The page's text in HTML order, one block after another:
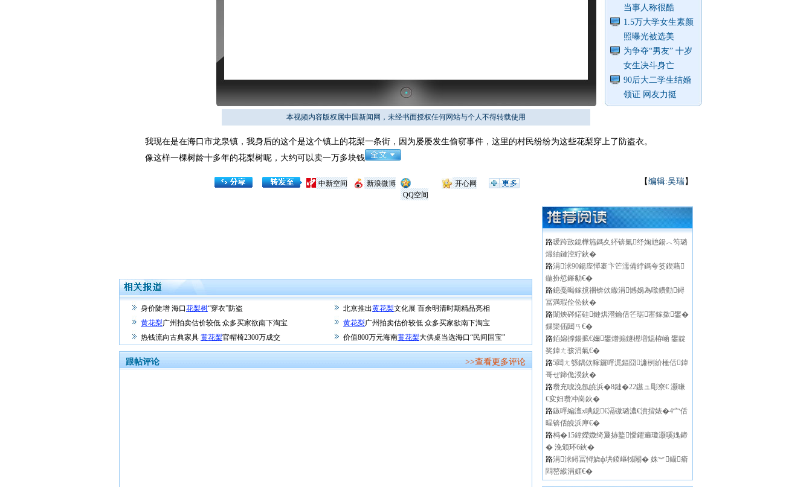
当事人称很酷
1.5万大学女生素颜
照曝光被选美
为争夺“男友” 十岁
女生决斗身亡
90后大二学生结婚
领证 网友力挺
本视频内容版权属中国新闻网，未经书面授权任何网站与个人不得转载使用
我现在是在海口市龙泉镇，我身后的这个是这个镇上的花梨一条街，因为屡屡发生偷窃事件，这里的村民纷纷为这些花梨穿上了防盗衣。
像这样一棵树龄十多年的花梨树呢，大约可以卖一万多块钱
【编辑:吴瑞】
开心网
QQ空间
新浪微博
中新空间
身价陡增 海口花梨树“穿衣”防盗 北京推出黄花梨文化展 百余明清时期精品亮相
黄花梨广州拍卖估价较低 众多买家欲南下淘宝 黄花梨广州拍卖估价较低 众多买家欲南下淘宝
热钱流向古典家具 黄花梨官帽椅2300万成交 价值800万元海南黄花梨大供桌当选海口“民间国宝”
跟帖评论 >>查看更多评论
路瑗跨敳鎴樺箷鎷夊紑锛氭纾婅兘鍚︿笉璐
熶紬鏈涳紵鈥�
路涓浗90鍚庢憚褰卞笀濡備綍鎷夸笅鍥藉
鍦扮悊鎽勨€�
路鎴戞暍鎵撹祵锛佽繖涓憾娲為噷鐨勭鐞
冨満瑕佺伀鈥�
路闈炴硶鍩硅鏈烘瀯鑰佸笀琚寚鎵撳鐢�
鏁欒偛閮ㄢ€�
路銆婂摢鍚掋€嬭鐢熷搧鐩楃増鐚栫崡 鐢靛
奖鍏ㄤ骇涓氣€�
路5閮ㄤ綔鍝佽幏鑼呯浘鏂囧濂栵紒棰佸鍏
哥ぜ鍗佹湀鈥�
路瓒充唬浼氬皢浜�8鏈�22鏃ュ彫寮€ 灏嗛
€変妇瓒冲崗鈥�
路鏃呯編澶х唺鐚€滆礉璐濃€濆揩婊�4宀佸
暒锛佸皢浜庘€�
路杩�15鍏嬫媺绮夐捇鐜懓鑺遍瓊灏嗘媿鍗
� 浼颁环6鈥�
路涓浗鐞冨憳娆ф垬鍐嶇牬闂� 姝︾鑷瘉
閰嶅緱涓娾€�